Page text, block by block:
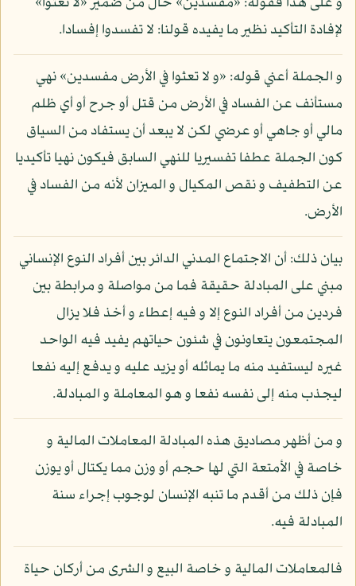
لإفادة التأكيد نظير ما يفيده قولنا: لا تفسدوا إفسادا.
و الجملة أعني قوله: «و لا تعثوا في الأرض مفسدين» نهي
مستأنف عن الفساد في الأرض من قتل أو جرح أو أي ظلم
مالي أو جاهي أو عرضي لكن لا يبعد أن يستفاد من السياق
كون الجملة عطفا تفسيريا للنهي السابق فيكون نهيا تأكيديا
عن التطفيف و نقص المكيال و الميزان لأنه من الفساد في
الأرض.
بيان ذلك: أن الاجتماع المدني الدائر بين أفراد النوع الإنساني
مبني على المبادلة حقيقة فما من مواصلة و مرابطة بين
فردين من أفراد النوع إلا و فيه إعطاء و أخذ فلا يزال
المجتمعون يتعاونون في شئون حياتهم يفيد فيه الواحد
غيره ليستفيد منه ما يماثله أو يزيد عليه و يدفع إليه نفعا
ليجذب منه إلى نفسه نفعا و هو المعاملة و المبادلة.
و من أظهر مصاديق هذه المبادلة المعاملات المالية و
خاصة في الأمتعة التي لها حجم أو وزن مما يكتال أو يوزن
فإن ذلك من أقدم ما تنبه الإنسان لوجوب إجراء سنة
المبادلة فيه.
فالمعاملات المالية و خاصة البيع و الشرى من أركان حياة